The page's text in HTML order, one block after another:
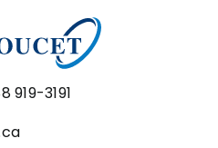
919-3191